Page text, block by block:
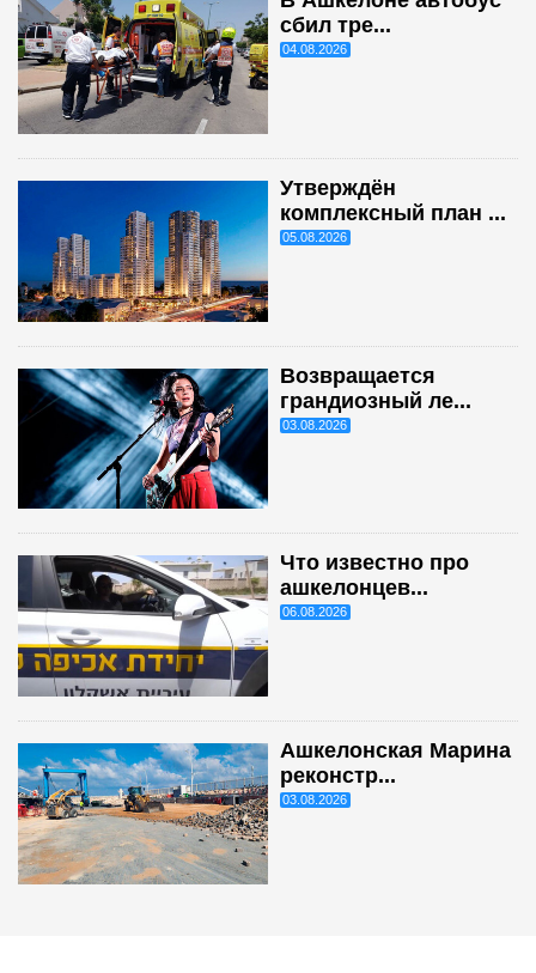
сбил тре...
04.08.2026
Утверждён
комплексный план ...
05.08.2026
Возвращается
грандиозный ле...
03.08.2026
Что известно про
ашкелонцев...
06.08.2026
Ашкелонская Марина
реконстр...
03.08.2026